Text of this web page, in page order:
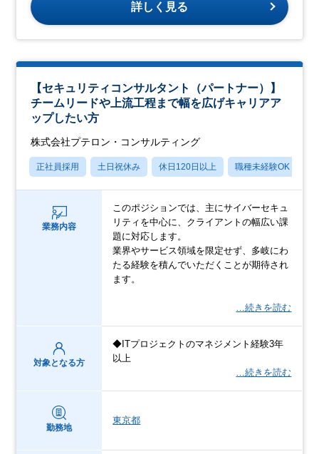
詳しく見る
【セキュリティコンサルタント（パートナー）】
チームリードや上流工程まで幅を広げキャリアア
ップしたい方
株式会社プテロン・コンサルティング
正社員採用 土日祝休み 休日120日以上 職種未経験OK
業務内容
このポジションでは、主にサイバーセキュ
リティを中心に、クライアントの幅広い課
題に対応します。
業界やサービス領域を限定せず、多岐にわ
たる経験を積んでいただくことが期待され
ます。
…続きを読む
対象となる方
◆ITプロジェクトのマネジメント経験3年
以上
…続きを読む
勤務地
東京都